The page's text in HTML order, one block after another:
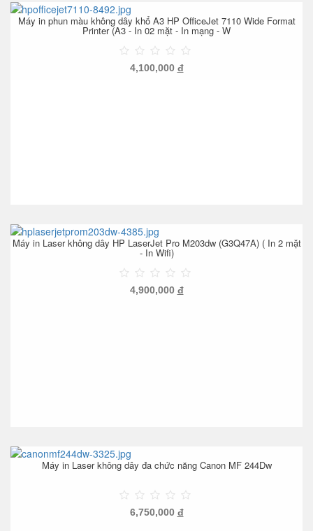
Máy in phun màu không dây khổ A3 HP OfficeJet 7110 Wide Format
Printer (A3 - In 02 mặt - In mạng - W
4,100,000 đ
Máy in Laser không dây HP LaserJet Pro M203dw (G3Q47A) ( In 2 mặt
- In Wifi)
4,900,000 đ
Máy in Laser không dây đa chức năng Canon MF 244Dw
6,750,000 đ